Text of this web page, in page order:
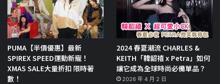
PUMA【半價優惠】最新
SPIREX SPEED運動新寵！
XMAS SALE大量折扣 限時著
數！
2024 春夏潮流 CHARLES &
KEITH「韓韶禧 x Petra」如何
讓它成為全球時尚必備單品？
2026 年 4 月 2 日